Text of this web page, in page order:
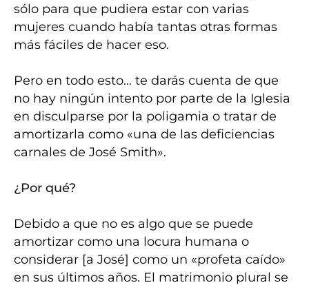
sólo para que pudiera estar con varias
mujeres cuando había tantas otras formas
más fáciles de hacer eso.
Pero en todo esto… te darás cuenta de que
no hay ningún intento por parte de la Iglesia
en disculparse por la poligamia o tratar de
amortizarla como «una de las deficiencias
carnales de José Smith».
¿Por qué?
Debido a que no es algo que se puede
amortizar como una locura humana o
considerar [a José] como un «profeta caído»
en sus últimos años. El matrimonio plural se